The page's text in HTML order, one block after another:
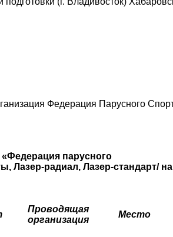
Федерация Парусного
парусного
Лазер-радиал, Лазер-стандарт/ на
Проводящая
организация
Место